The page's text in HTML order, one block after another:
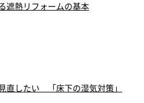
遮熱リフォームの基本
直したい 「床下の湿気対策」